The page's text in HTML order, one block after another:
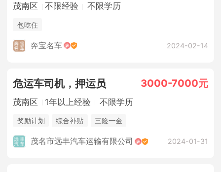
茂南区 不限经验 不限学历
包吃住
奔宝名车 2024-02-14
危运车司机，押运员 3000-7000元
茂南区 1年以上经验 不限学历
奖励计划 综合补贴 三险一金
茂名市远丰汽车运输有限公司 2024-01-31